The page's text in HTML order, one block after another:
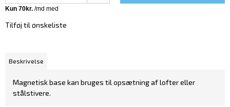
Tilføj til ønskeliste
Beskrivelse
Magnetisk base kan bruges til opsætning af lofter eller
stålstivere.